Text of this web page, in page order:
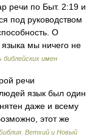
речи по Быт. 2:19 и
под руководством
О
языка мы ничего не
библейских имен
речи
язык был один
даже и всему
этот же
Ветхий и Новый